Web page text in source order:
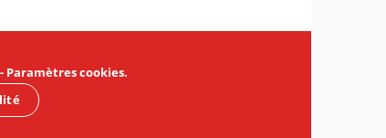
Paramètres cookies.